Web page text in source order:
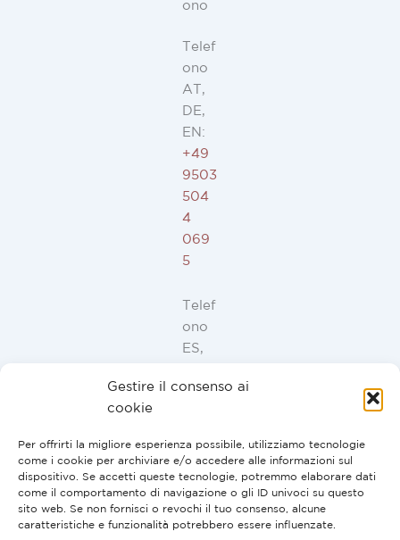
Gestire il consenso ai
cookie
Per offrirti la migliore esperienza possibile, utilizziamo tecnologie
come i cookie per archiviare e/o accedere alle informazioni sul
dispositivo. Se accetti queste tecnologie, potremmo elaborare dati
come il comportamento di navigazione o gli ID univoci su questo
sito web. Se non fornisci o revochi il tuo consenso, alcune
caratteristiche e funzionalità potrebbero essere influenzate.
ono
Telef
ono
AT,
DE,
EN:
+49
9503
504
4
069
5
Telef
ono
ES,
IT,
91
946
44
10